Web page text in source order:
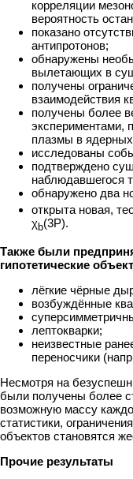
корреляции
вероятность
показано
антипротонов;
обнаружены
вылетающих в
получены
взаимодействия
получены более
экспериментами,
плазмы в
исследованы
подтверждено
наблюдавшегося
обнаружено два
открыта новая,
χb(3P).
Также были
гипотетические
лёгкие чёрные
возбуждённые
лептокварки;
неизвестные
переносчики
Несмотря на
были получены более
возможную массу
статистики,
объектов становятся
Прочие результаты